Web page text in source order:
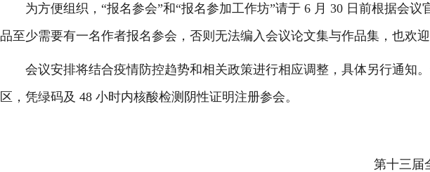
为方便组织，“报名参会”和“报名参加工作坊”请于 6 月 30 日前根据会
品至少需要有一名作者报名参会，否则无法编入会议论文集与作品集，也欢
会议安排将结合疫情防控趋势和相关政策进行相应调整，具体另行通知
区，凭绿码及 48 小时内核酸检测阴性证明注册参会。
第十三届